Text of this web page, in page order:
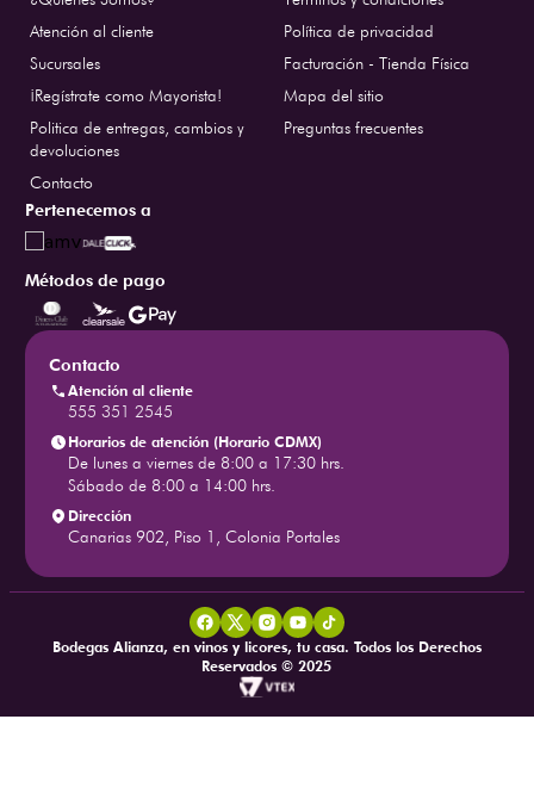
Atención al cliente
Sucursales
¡Regístrate como Mayorista!
Politica de entregas, cambios y
devoluciones
Contacto
Política de privacidad
Facturación - Tienda Física
Mapa del sitio
Preguntas frecuentes
Pertenecemos a
Métodos de pago
Contacto
Atención al cliente
555 351 2545
Horarios de atención (Horario CDMX)
De lunes a viernes de 8:00 a 17:30 hrs.
Sábado de 8:00 a 14:00 hrs.
Dirección
Canarias 902, Piso 1, Colonia Portales
Bodegas Alianza, en vinos y licores, tu casa. Todos los Derechos
Reservados © 2025